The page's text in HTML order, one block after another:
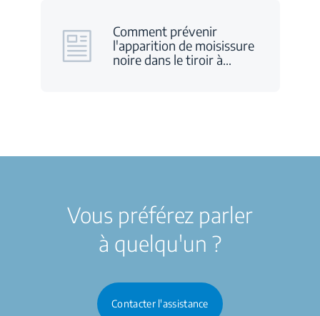
Comment prévenir
l'apparition de moisissure
noire dans le tiroir à…
Vous préférez parler
à quelqu'un ?
Contacter l'assistance